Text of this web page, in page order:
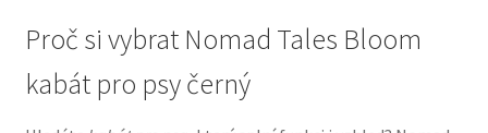
Pelíšky pro psy
Proč si vybrat Nomad Tales Bloom
kabát pro psy černý